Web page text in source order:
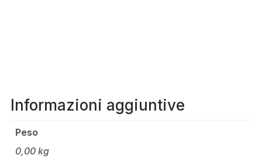
Informazioni aggiuntive
Peso
0,00 kg